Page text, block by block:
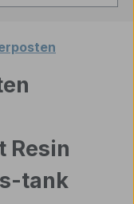
Resin
tank